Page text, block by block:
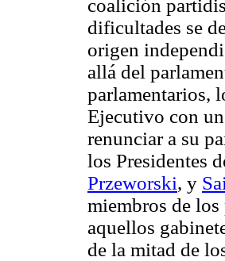
coalición
dificultades se
origen
allá del
parlamentarios,
Ejecutivo con
renunciar a su
los Presidentes
Przeworski, y
miembros de
aquellos
de la mitad de